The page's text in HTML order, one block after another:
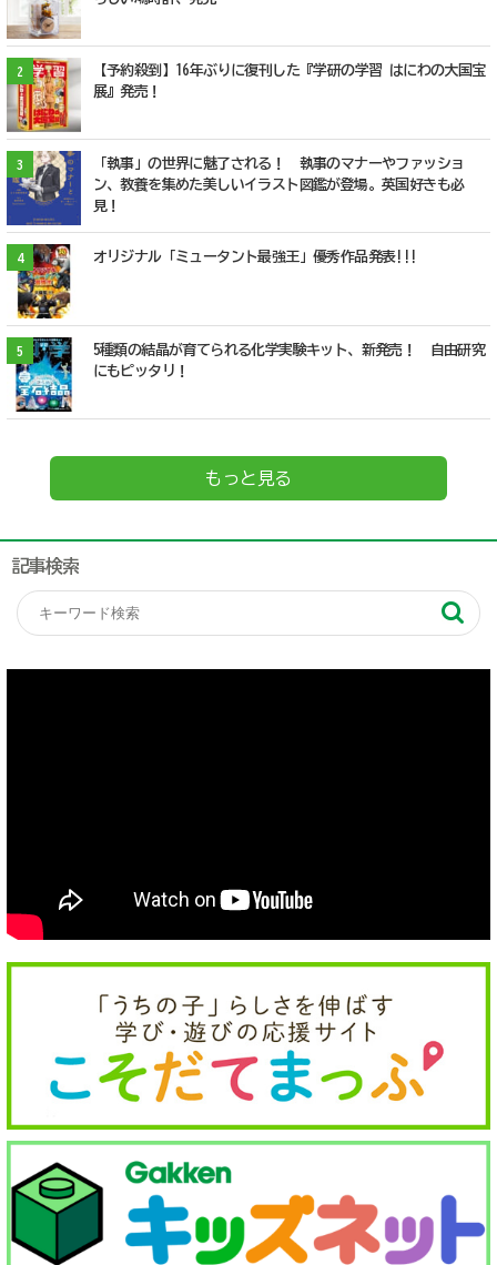
2
【予約殺到】16年ぶりに復刊した『学研の学習 はにわの大国宝
展』発売！
3
「執事」の世界に魅了される！ 執事のマナーやファッショ
ン、教養を集めた美しいイラスト図鑑が登場。英国好きも必
見！
4 オリジナル「ミュータント最強王」優秀作品発表!!!
5
5種類の結晶が育てられる化学実験キット、新発売！ 自由研究
にもピッタリ！
もっと見る
記事検索